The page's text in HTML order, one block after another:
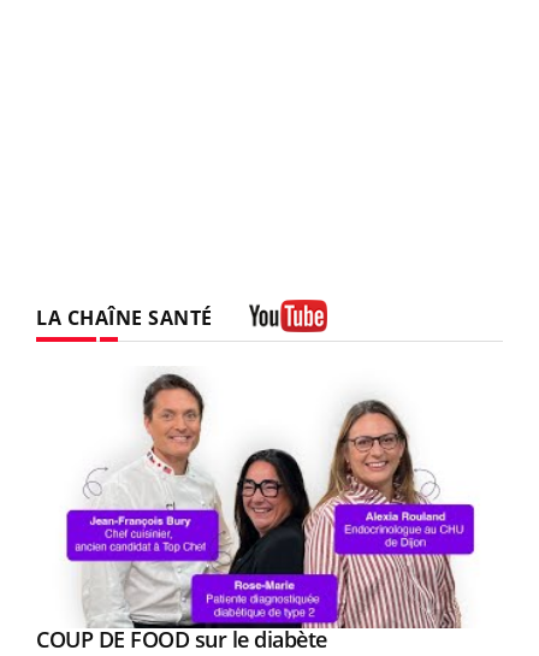
LA CHAÎNE SANTÉ
Youtube
COUP DE FOOD sur le diabèteYoutube